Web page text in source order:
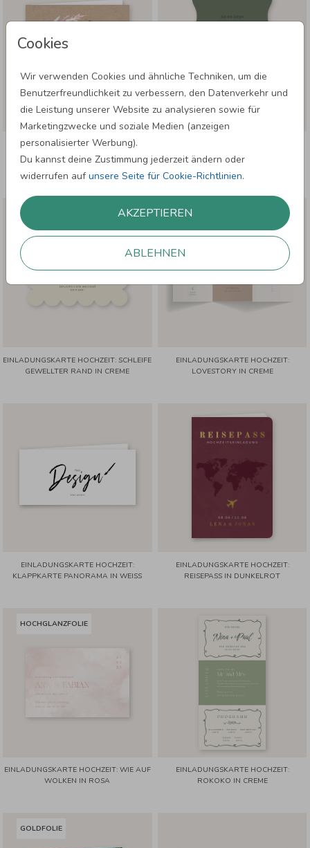
Cookies
Wir verwenden Cookies und ähnliche Techniken, um die
Benutzerfreundlichkeit zu verbessern, den Datenverkehr und
die Leistung unserer Website zu analysieren sowie für
Marketingzwecke und soziale Medien (anzeigen
personalisierter Werbung).
Du kannst deine Zustimmung jederzeit ändern oder
widerrufen aufunsere Seite für Cookie-Richtlinien.
AKZEPTIEREN
ABLEHNEN
EINLADUNGSKARTE HOCHZEIT:
BLUMENKRANZ KRAFT MIT FOTO IN
KRAFT LOOK
WELLENFORM IN GRÜN
EINLADUNGSKARTE HOCHZEIT: SCHLEIFE
GEWELLTER RAND IN CREME
EINLADUNGSKARTE HOCHZEIT:
LOVESTORY IN CREME
EINLADUNGSKARTE HOCHZEIT:
KLAPPKARTE PANORAMA IN WEISS
EINLADUNGSKARTE HOCHZEIT:
REISEPASS IN DUNKELROT
HOCHGLANZFOLIE
EINLADUNGSKARTE HOCHZEIT: WIE AUF
WOLKEN IN ROSA
EINLADUNGSKARTE HOCHZEIT:
ROKOKO IN CREME
GOLDFOLIE